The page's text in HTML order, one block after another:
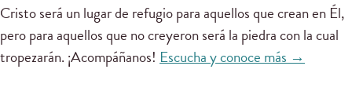
Cristo será un lugar de refugio para aquellos que crean en Él,
pero para aquellos que no creyeron será la piedra con la cual
tropezarán. ¡Acompáñanos! Escucha y conoce más →